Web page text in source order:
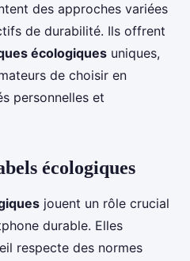
des approches variées
de durabilité. Ils offrent
écologiques uniques,
de choisir en
personnelles et
écologiques
jouent un rôle crucial
durable. Elles
respecte des normes